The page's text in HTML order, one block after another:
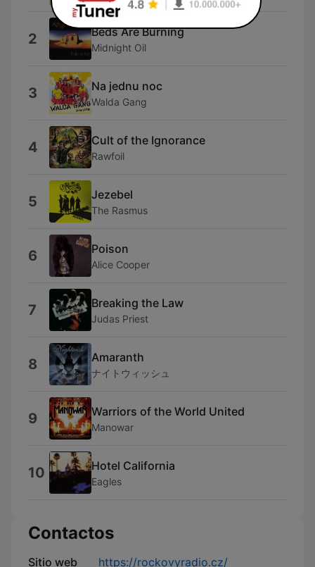
2 Beds Are Burning
Midnight Oil
3 Na jednu noc
Walda Gang
4 Cult of the Ignorance
Rawfoil
5 Jezebel
The Rasmus
6 Poison
Alice Cooper
7 Breaking the Law
Judas Priest
8 Amaranth
ナイトウィッシュ
9 Warriors of the World United
Manowar
10 Hotel California
Eagles
Contactos
Sitio web
https://rockovyradio.cz/